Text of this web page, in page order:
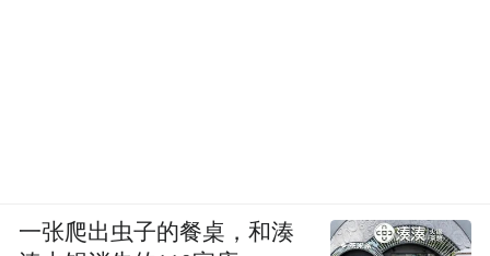
一张爬出虫子的餐桌，和湊